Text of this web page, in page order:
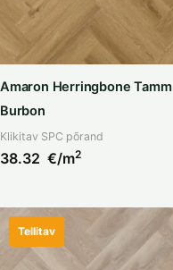
Amaron Herringbone Tamm
Burbon
Klikitav SPC põrand
38.32 €/m2
Tellitav